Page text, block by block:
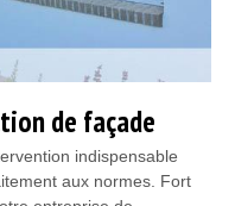
de façade
indispensable
aux normes. Fort